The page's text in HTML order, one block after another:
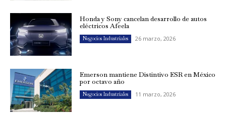
Honda y Sony cancelan desarrollo de autos
eléctricos Afeela
Negocios Industriales 26 marzo, 2026
Emerson mantiene Distintivo ESR en México
por octavo año
Negocios Industriales 11 marzo, 2026